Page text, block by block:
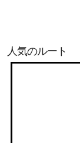
人気のルート